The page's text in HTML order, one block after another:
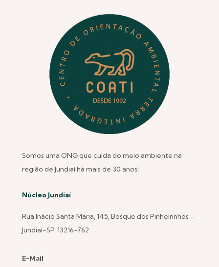
Somos uma ONG que cuida do meio ambiente na
região de Jundiaí há mais de 30 anos!
Núcleo Jundiaí
Rua Inácio Santa Maria, 145, Bosque dos Pinheirinhos –
Jundiaí-SP, 13216-762
E-Mail